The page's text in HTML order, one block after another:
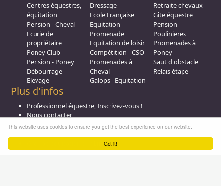
Got it!
This website uses cookies to ensure you get the best experience on our website.
Centres équestres,
équitation
Pension - Cheval
Ecurie de
propriétaire
Poney Club
Pension - Poney
Débourrage
Elevage
Dressage
Ecole Française
Equitation
Promenade
Equitation de loisir
Compétition - CSO
Promenades à
Cheval
Galops - Equitation
Retraite chevaux
Gîte équestre
Pension -
Poulinieres
Promenades à
Poney
Saut d obstacle
Relais étape
Plus d'infos
Professionnel équestre, Inscrivez-vous !
Nous contacter
A propos
LinkedIn
Notre pageFacebook